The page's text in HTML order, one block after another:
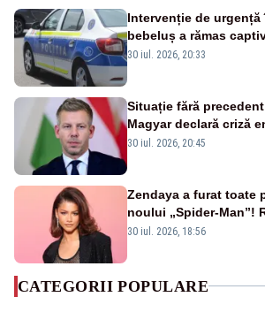
Intervenție de urgență
bebeluș a rămas
din cauza unei
30 iul. 2026, 20:33
Situație fără
Magyar declară criză
oprirea centralei de la
30 iul. 2026, 20:45
Zendaya a furat toate
noului „Spider-Man”!
pânza de păianjen a
30 iul. 2026, 18:56
CATEGORII POPULARE